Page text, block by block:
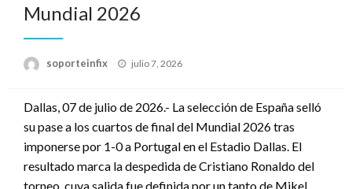
Mundial 2026
soporteinfix
Publicado
julio 7, 2026
Dallas, 07 de julio de 2026.- La selección de España selló
su pase a los cuartos de final del Mundial 2026 tras
imponerse por 1-0 a Portugal en el Estadio Dallas. El
resultado marca la despedida de Cristiano Ronaldo del
torneo, cuya salida fue definida por un tanto de Mikel